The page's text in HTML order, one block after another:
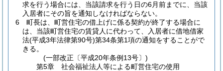
求を行う場合には、当該請求を行う日の6月前までに、当該
入居者にその旨を通知しなければならない。
6
町長は、町営住宅の借上げに係る契約が終了する場合に
は、当該町営住宅の賃貸人に代わって、入居者に借地借家
法(平成3年法律第90号)第34条第1項の通知をすることがで
きる。
(一部改正〔平成20年条例13号〕)
第5章
社会福祉法人等による町営住宅の使用